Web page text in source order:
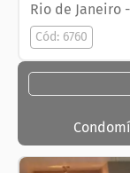
Rio de Janeiro-
Cód: 6760